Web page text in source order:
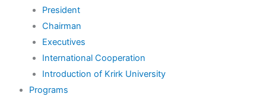
President
Chairman
Executives
International Cooperation
Introduction of Krirk University
Programs